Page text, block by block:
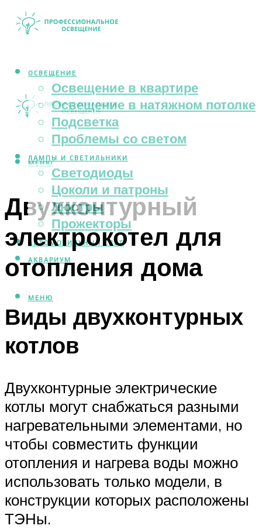
ОСВЕЩЕНИЕ
Освещение в квартире
Освещение в натяжном потолке
Подсветка
Проблемы со светом
ЛАМПЫ И СВЕТИЛЬНИКИ
Светодиоды
Цоколи и патроны
Люстры
Прожекторы
АВТОМОБИЛЬНЫЙ СВЕТ
АКВАРИУМ
МЕНЮ
МЕНЮ
Двухконтурный
электрокотел для
отопления дома
Виды двухконтурных
котлов
Двухконтурные электрические
котлы могут снабжаться разными
нагревательными элементами, но
чтобы совместить функции
отопления и нагрева воды можно
использовать только модели, в
конструкции которых расположены
ТЭНы.